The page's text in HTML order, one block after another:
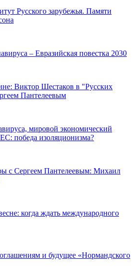
Русского зарубежья. Памяти
– Евразийская повестка 2030
Виктор Шестаков в "Русских
Пантелеевым
мировой экономический
победа изоляционизма?
с Сергеем Пантелеевым: Михаил
когда ждать международного
и будущее «Нормандского